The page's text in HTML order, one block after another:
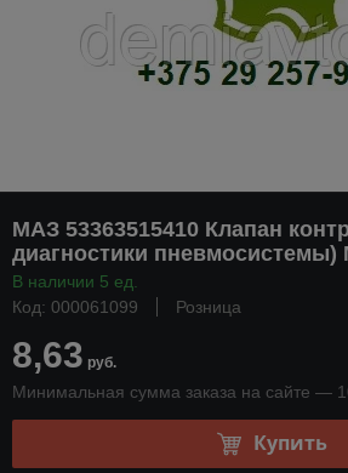
МАЗ 53363515410 Клапан
диагностики
В наличии 5 ед.
Код: 000061099
Розница
8,63 руб.
Минимальная сумма заказа на сайте —
Купить